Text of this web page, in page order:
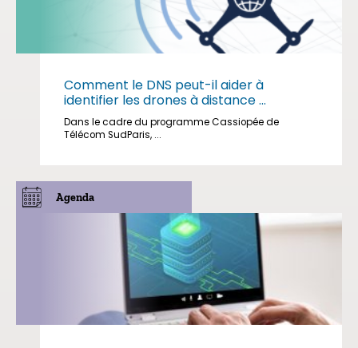
Comment le DNS peut-il aider à
identifier les drones à distance ...
Dans le cadre du programme Cassiopée de
Télécom SudParis, ...
Agenda